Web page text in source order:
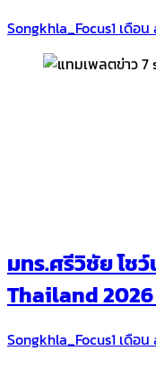
Songkhla_Focus1 เดือน
มทร.ศรีวิชัย โช
Thailand 2026
Songkhla_Focus1 เดือน